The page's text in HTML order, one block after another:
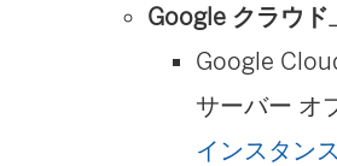
Google クラウド
Google
サーバー オ
インスタン